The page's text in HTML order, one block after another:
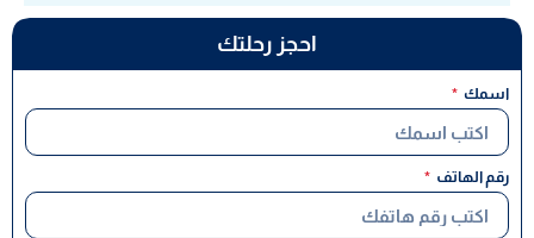
احجز رحلتك
اسمك
رقم الهاتف